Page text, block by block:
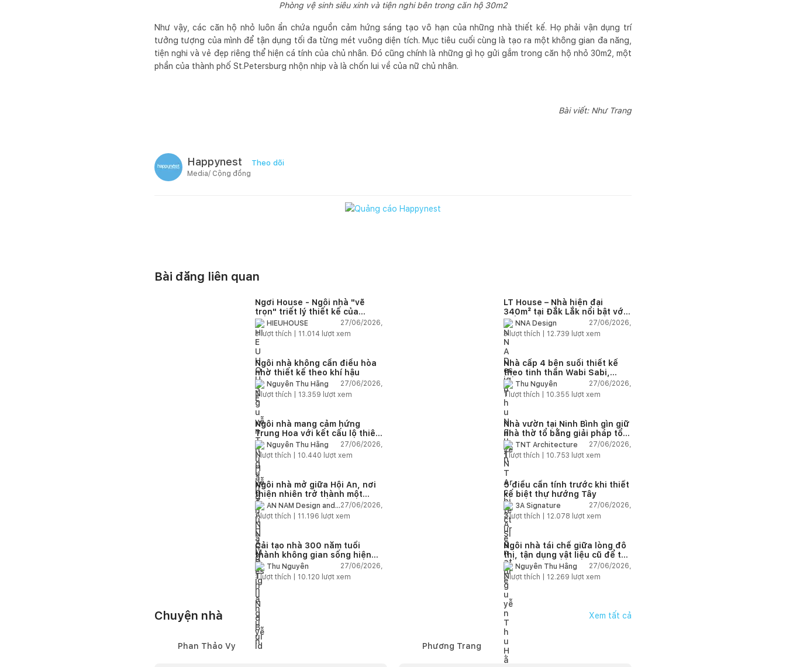
Phòng vệ sinh siêu xinh và tiện nghi bên trong căn hộ 30m2
Như vậy, các căn hộ nhỏ luôn ẩn chứa nguồn cảm hứng sáng tạo vô hạn của những nhà thiết kế. Họ phải vận dụng trí
tưởng tượng của mình để tận dụng tối đa từng mét vuông diện tích. Mục tiêu cuối cùng là tạo ra một không gian đa năng,
tiện nghi và vẻ đẹp riêng thể hiện cá tính của chủ nhân. Đó cũng chính là những gì họ gửi gắm trong căn hộ nhỏ 30m2, một
phần của thành phố St.Petersburg nhộn nhịp và là chốn lui về của nữ chủ nhân.
Bài viết: Như Trang
Happynest Theo dõi
Media/ Cộng đồng
Bài đăng liên quan
Ngơi House - Ngôi nhà "vẽ
trọn" triết lý thiết kế của
HIEUHOUSE
HIEUHOUSE
27/06/2026,
3lượt thích | 11.014 lượt xem
LT House – Nhà hiện đại
340m² tại Đắk Lắk nổi bật với
kiến trúc mở và hệ sân vườn
kết nối thiên nhiên
NNA Design
27/06/2026,
3lượt thích | 12.739 lượt xem
Ngôi nhà không cần điều hòa
nhờ thiết kế theo khí hậu
Nguyễn Thu Hằng
27/06/2026,
2lượt thích | 13.359 lượt xem
Nhà cấp 4 bên suối thiết kế
theo tinh thần Wabi Sabi,
sống chậm giữa thiên nhiên
Thu Nguyễn
27/06/2026,
1 lượt thích | 10.355 lượt xem
Ngôi nhà mang cảm hứng
Trung Hoa với kết cấu lộ thiên
hiện đại
Nguyễn Thu Hằng
27/06/2026,
1lượt thích | 10.440 lượt xem
Nhà vườn tại Ninh Bình gìn giữ
nhà thờ tổ bằng giải pháp tổ
chức lại không gian
TNT Architecture
27/06/2026,
1lượt thích | 10.753 lượt xem
Ngôi nhà mở giữa Hội An, nơi
thiên nhiên trở thành một
phần của cuộc sống
AN NAM Design and
Build
27/06/2026,
1lượt thích | 11.196 lượt xem
5 điều cần tính trước khi thiết
kế biệt thự hướng Tây
3A Signature
27/06/2026,
2lượt thích | 12.078 lượt xem
Cải tạo nhà 300 năm tuổi
thành không gian sống hiện
đại giữa thiên nhiên
Thu Nguyễn
27/06/2026,
1lượt thích | 10.120 lượt xem
Ngôi nhà tái chế giữa lòng đô
thị, tận dụng vật liệu cũ để tạo
không gian sống linh hoạt
Nguyễn Thu Hằng
27/06/2026,
2lượt thích | 12.269 lượt xem
Chuyện nhà Xem tất cả
Phan Thảo Vy Phương Trang